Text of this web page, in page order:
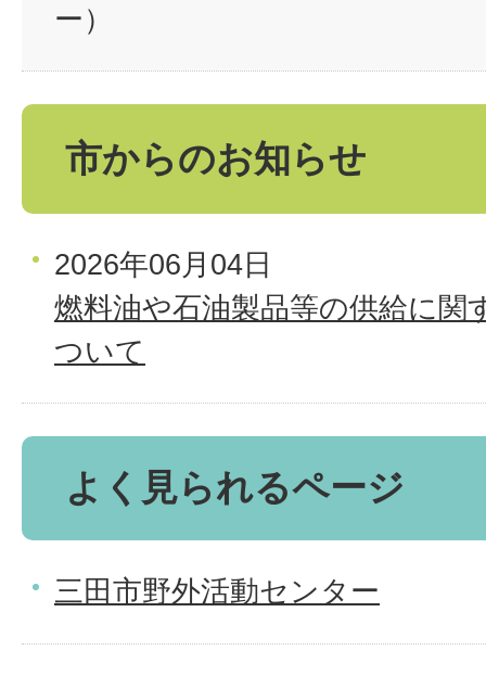
ー）
市からのお知らせ
2026年06月04日
燃料油や石油製品等の供給に関
ついて
よく見られるページ
三田市野外活動センター